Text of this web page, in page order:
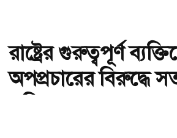
রাষ্ট্রের গুরুত্বপূর্ণ
অপপ্রচারের বিরুদ্ধে